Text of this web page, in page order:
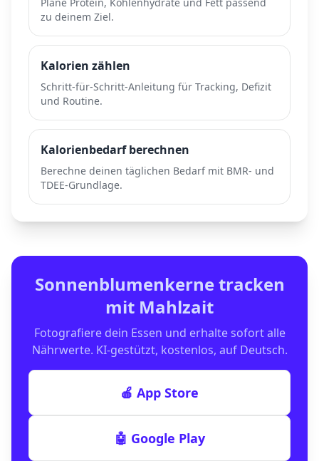
zu deinem Ziel.
Kalorien zählen
Schritt-für-Schritt-Anleitung für Tracking, Defizit
und Routine.
Kalorienbedarf berechnen
Berechne deinen täglichen Bedarf mit BMR- und
TDEE-Grundlage.
Sonnenblumenkernetracken
mit Mahlzait
Fotografiere dein Essen und erhalte sofort alle
Nährwerte. KI-gestützt, kostenlos, auf Deutsch.
🍎 App Store
🤖 Google Play